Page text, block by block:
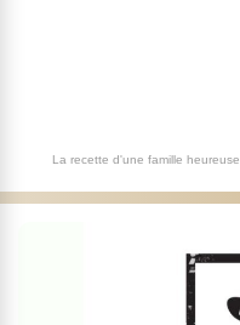
La recette d'une famille